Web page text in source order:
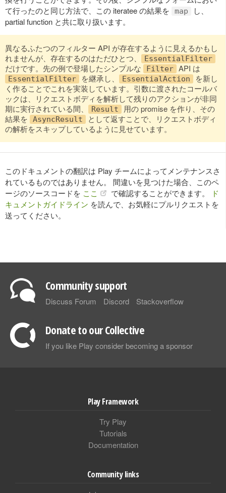
て行ったのと同じ方法で、この iteratee の結果を
map
し、
partial function と共に取り扱います。
異なるふたつのフィルター API が存在するように見えるかもし
れませんが、存在するのはただひとつ、
EssentialFilter
だけです。先の例で登場したシンプルな Filter API は
EssentialFilter を継承し、 EssentialAction
を新し
く作ることでこれを実装しています。引数に渡されたコールバ
ックは、リクエストボディを解析して残りのアクションが非同
期に実行されている間、
Result
用の promise を作り、その
結果を
AsyncResult
として返すことで、リクエストボディ
の解析をスキップしているように見せています。
このドキュメントの翻訳は Play チームによってメンテナンスさ
れているものではありません。 間違いを見つけた場合、このペ
ージのソースコードを ここ で確認することができます。
ド
キュメントガイドライン を読んで、お気軽にプルリクエストを
送ってください。
Community support
Discuss Forum Discord Stackoverflow
Donate to our Collective
If you like Play consider becoming a sponsor
Play Framework
Try Play
Tutorials
Documentation
Community links